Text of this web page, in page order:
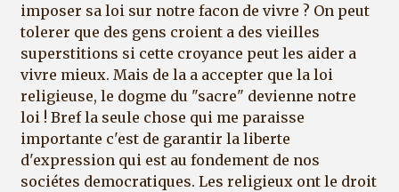
imposer sa loi sur notre facon de vivre ? On peut
tolerer que des gens croient a des vieilles
superstitions si cette croyance peut les aider a
vivre mieux. Mais de la a accepter que la loi
religieuse, le dogme du "sacre" devienne notre
loi ! Bref la seule chose qui me paraisse
importante c'est de garantir la liberte
d'expression qui est au fondement de nos
sociétes democratiques. Les religieux ont le droit